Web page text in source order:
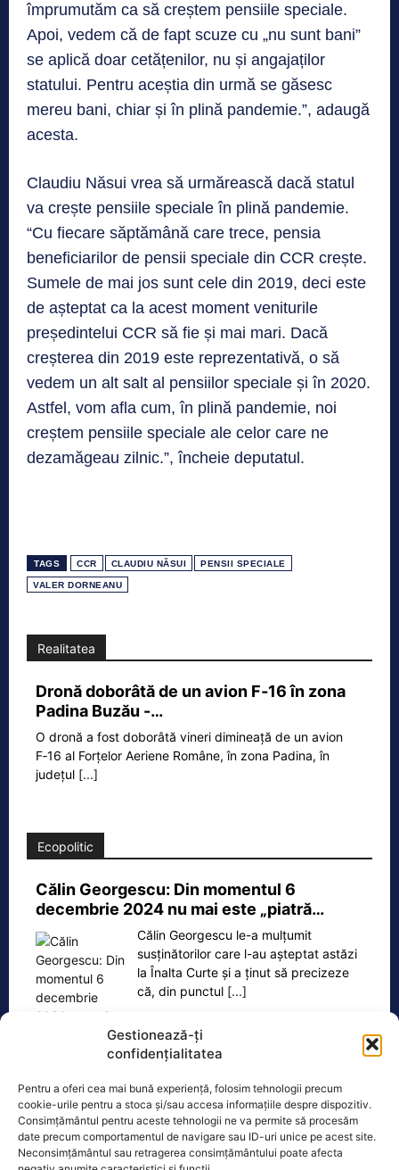
Gestionează-ți
confidențialitatea
Pentru a oferi cea mai bună experiență, folosim tehnologii precum
cookie-urile pentru a stoca și/sau accesa informațiile despre dispozitiv.
Consimțământul pentru aceste tehnologii ne va permite să procesăm
date precum comportamentul de navigare sau ID-uri unice pe acest site.
Neconsimțământul sau retragerea consimțământului poate afecta
împrumutăm ca să creștem pensiile speciale.
Apoi, vedem că de fapt scuze cu „nu sunt bani”
se aplică doar cetățenilor, nu și angajaților
statului. Pentru aceștia din urmă se găsesc
mereu bani, chiar și în plină pandemie.”, adaugă
acesta.
Claudiu Năsui vrea să urmărească dacă statul
va crește pensiile speciale în plină pandemie.
“Cu fiecare săptămână care trece, pensia
beneficiarilor de pensii speciale din CCR crește.
Sumele de mai jos sunt cele din 2019, deci este
de așteptat ca la acest moment veniturile
președintelui CCR să fie și mai mari. Dacă
creșterea din 2019 este reprezentativă, o să
vedem un alt salt al pensiilor speciale și în 2020.
Astfel, vom afla cum, în plină pandemie, noi
creștem pensiile speciale ale celor care ne
dezamăgeau zilnic.”, încheie deputatul.
TAGS CCR CLAUDIU NĂSUI PENSII SPECIALE
VALER DORNEANU
Realitatea
Dronă doborâtă de un avion F‑16 în zona
Padina Buzău -…
O dronă a fost doborâtă vineri dimineață de un avion
F‑16 al Forțelor Aeriene Române, în zona Padina, în
județul [...]
Ecopolitic
Călin Georgescu: Din momentul 6
decembrie 2024 nu mai este „piatră…
Călin Georgescu le-a mulțumit
susținătorilor care l-au așteptat astăzi
la Înalta Curte și a ținut să precizeze
că, din punctul [...]
Oficiul de Știri
Eclipsa de soare, 12 august 2026. Orașele din România
unde va…